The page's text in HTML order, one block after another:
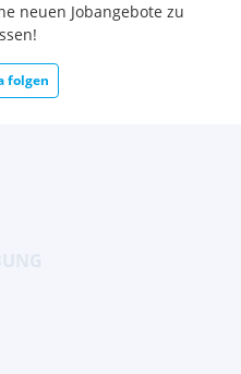
neuen Jobangebote zu
folgen